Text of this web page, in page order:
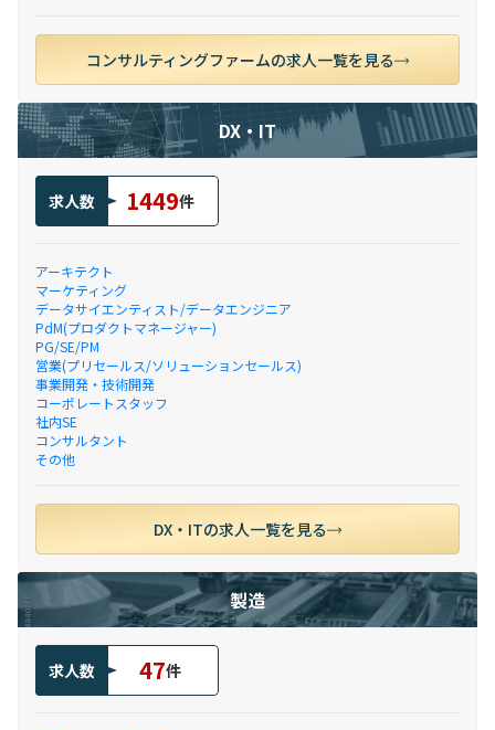
コンサルティングファームの求人一覧を見る
DX・IT
求人数 1449件
アーキテクト
マーケティング
データサイエンティスト/データエンジニア
PdM(プロダクトマネージャー)
PG/SE/PM
営業(プリセールス/ソリューションセールス)
事業開発・技術開発
コーポレートスタッフ
社内SE
コンサルタント
その他
DX・ITの求人一覧を見る
製造
求人数 47件